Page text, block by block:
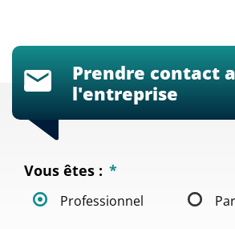
Prendre contact
l'entreprise
Vous êtes : *
Professionnel